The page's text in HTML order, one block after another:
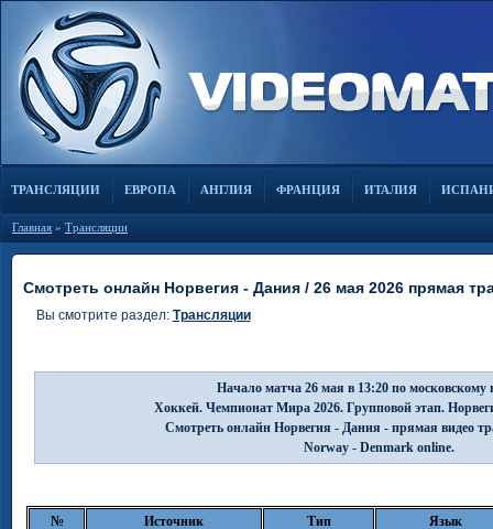
ТРАНСЛЯЦИИ ЕВРОПА АНГЛИЯ ФРАНЦИЯ ИТАЛИЯ
Главная » Трансляции
Смотреть онлайн Норвегия - Дания / 26 мая 2026 прямая
Вы смотрите раздел: Трансляции
Начало матча 26 мая в 13:20 по московскому
Хоккей. Чемпионат Мира 2026. Групповой этап.
Смотреть онлайн Норвегия - Дания - прямая видео
Norway - Denmark online.
№ Источник Тип
Язык